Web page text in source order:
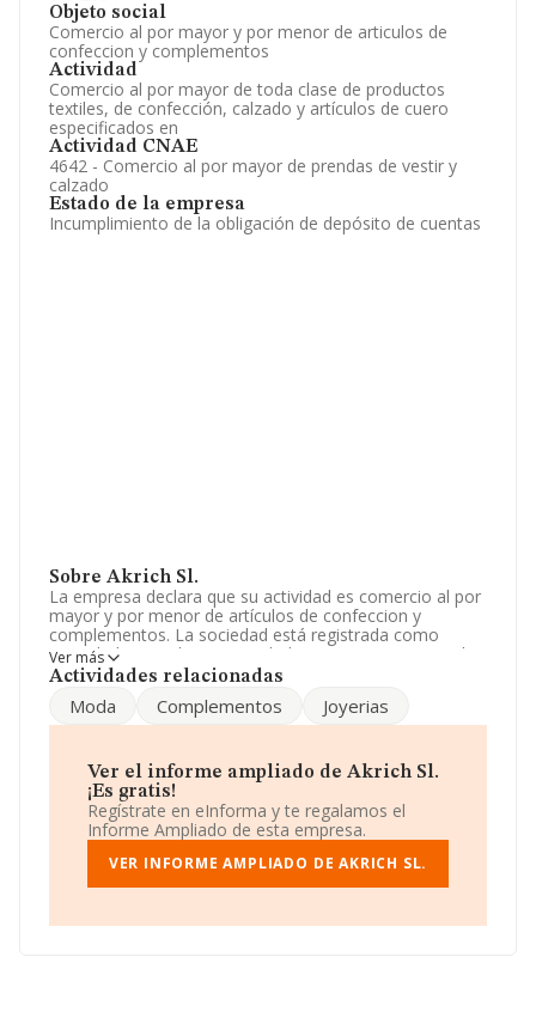
Objeto social
Comercio al por mayor y por menor de articulos de
confeccion y complementos
Actividad
Comercio al por mayor de toda clase de productos
textiles, de confección, calzado y artículos de cuero
especificados en
Actividad CNAE
4642 - Comercio al por mayor de prendas de vestir y
calzado
Estado de la empresa
Incumplimiento de la obligación de depósito de cuentas
Sobre Akrich Sl.
La empresa declara que su actividad es comercio al por
mayor y por menor de artículos de confeccion y
complementos. La sociedad está registrada como
Sociedad Limitada. Su actividad CNAE es 'Comercio al
por mayor de prendas de vestir y calzado' con código
exteriores.
La empresaAkrich S.L
, con CIF B51012607, tiene su
domicilio social establecido en Poligono Industrial La
Chimenea núm. 5, (51003), Ceuta, Ciudad Autónoma De
Ceuta.
En base a la información de la que dispone INFORMA
nacional alcanza los 34.554 millones de euros y el
Ver más
Actividades relacionadas
Moda Complementos Joyerias
Ver el informe ampliado de Akrich Sl.
¡Es gratis!
Regístrate en eInforma y te regalamos el
Informe Ampliado de esta empresa.
VER INFORME AMPLIADO DE AKRICH SL.